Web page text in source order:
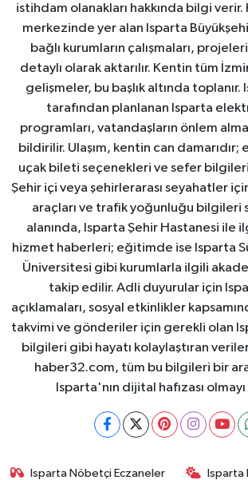
istihdam olanakları hakkında bilgi verir.
merkezinde yer alan Isparta
bağlı kurumların çalışmaları,
detaylı olarak aktarılır. Kentin tüm
gelişmeler, bu başlık altında
tarafından planlanan Isparta
programları, vatandaşların önlem
bildirilir. Ulaşım, kentin can damarıdır;
uçak bileti seçenekleri ve sefer bilgileri
Şehir içi veya şehirlerarası seyahatler
araçları ve trafik yoğunluğu bilgileri
alanında, Isparta Şehir Hastanesi ile
hizmet haberleri; eğitimde ise Isparta
Üniversitesi gibi kurumlarla ilgili
takip edilir. Adli duyurular için
açıklamaları, sosyal etkinlikler
takvimi ve gönderiler için gerekli olan
bilgileri gibi hayatı kolaylaştıran
haber32.com, tüm bu bilgileri bir
Isparta'nın dijital hafızası
Isparta Nöbetçi Eczaneler Isparta